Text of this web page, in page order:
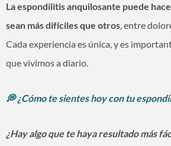
La espondilitis anquilosante puede
sean más difíciles que otros, entre
Cada experiencia es única, y es
que vivimos a diario.
💭 ¿Cómo te sientes hoy con tu
¿Hay algo que te haya resultado más